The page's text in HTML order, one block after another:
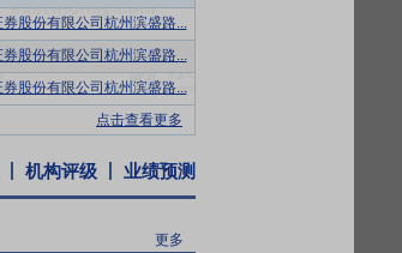
民消费水平一直随着经
近260辆。但从横向比
空间。另一方面，
，同比增长9.4%，再
扩张等因素共同影响
带来了新的变化，国
场格局来看，药品流通
券股份有限公司杭州滨盛路...
券股份有限公司杭州滨盛路...
券股份有限公司杭州滨盛路...
点击查看更多
机构评级 业绩预测
更多